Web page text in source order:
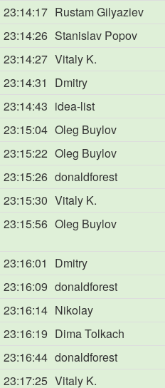
23:14:17 Rustam Gilyaziev
23:14:26 Stanislav Popov
23:14:27 Vitaly K.
23:14:31
Dmitry
23:14:43 idea-list
23:15:04 Oleg Buylov
23:15:22 Oleg Buylov
23:15:26 donaldforest
23:15:30 Vitaly K.
23:15:56 Oleg Buylov
23:16:01
Dmitry
23:16:09 donaldforest
23:16:14 Nikolay
23:16:19 Dima Tolkach
23:16:44 donaldforest
23:17:25 Vitaly K.